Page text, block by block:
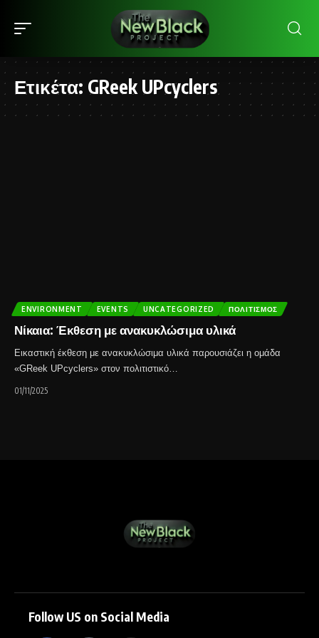
Ετικέτα: GReek UPcyclers
ENVIRONMENT EVENTS UNCATEGORIZED ΠΟΛΙΤΙΣΜΌΣ
Νίκαια: Έκθεση με ανακυκλώσιμα υλικά
Εικαστική έκθεση με ανακυκλώσιμα υλικά παρουσιάζει η ομάδα
«GReek UPcyclers» στον πολιτιστικό…
01/11/2025
Follow US on Social Media